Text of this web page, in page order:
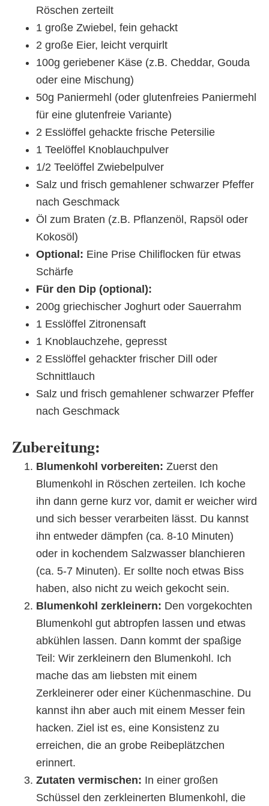
Röschen zerteilt
1 große Zwiebel, fein gehackt
2 große Eier, leicht verquirlt
100g geriebener Käse (z.B. Cheddar, Gouda
oder eine Mischung)
50g Paniermehl (oder glutenfreies Paniermehl
für eine glutenfreie Variante)
2 Esslöffel gehackte frische Petersilie
1 Teelöffel Knoblauchpulver
1/2 Teelöffel Zwiebelpulver
Salz und frisch gemahlener schwarzer Pfeffer
nach Geschmack
Öl zum Braten (z.B. Pflanzenöl, Rapsöl oder
Kokosöl)
Optional: Eine Prise Chiliflocken für etwas
Schärfe
Für den Dip (optional):
200g griechischer Joghurt oder Sauerrahm
1 Esslöffel Zitronensaft
1 Knoblauchzehe, gepresst
2 Esslöffel gehackter frischer Dill oder
Schnittlauch
Salz und frisch gemahlener schwarzer Pfeffer
nach Geschmack
Zubereitung:
Blumenkohl vorbereiten: Zuerst den
Blumenkohl in Röschen zerteilen. Ich koche
ihn dann gerne kurz vor, damit er weicher wird
und sich besser verarbeiten lässt. Du kannst
ihn entweder dämpfen (ca. 8-10 Minuten)
oder in kochendem Salzwasser blanchieren
(ca. 5-7 Minuten). Er sollte noch etwas Biss
haben, also nicht zu weich gekocht sein.
Blumenkohl zerkleinern: Den vorgekochten
Blumenkohl gut abtropfen lassen und etwas
abkühlen lassen. Dann kommt der spaßige
Teil: Wir zerkleinern den Blumenkohl. Ich
mache das am liebsten mit einem
Zerkleinerer oder einer Küchenmaschine. Du
kannst ihn aber auch mit einem Messer fein
hacken. Ziel ist es, eine Konsistenz zu
erreichen, die an grobe Reibeplätzchen
erinnert.
Zutaten vermischen: In einer großen
Schüssel den zerkleinerten Blumenkohl, die